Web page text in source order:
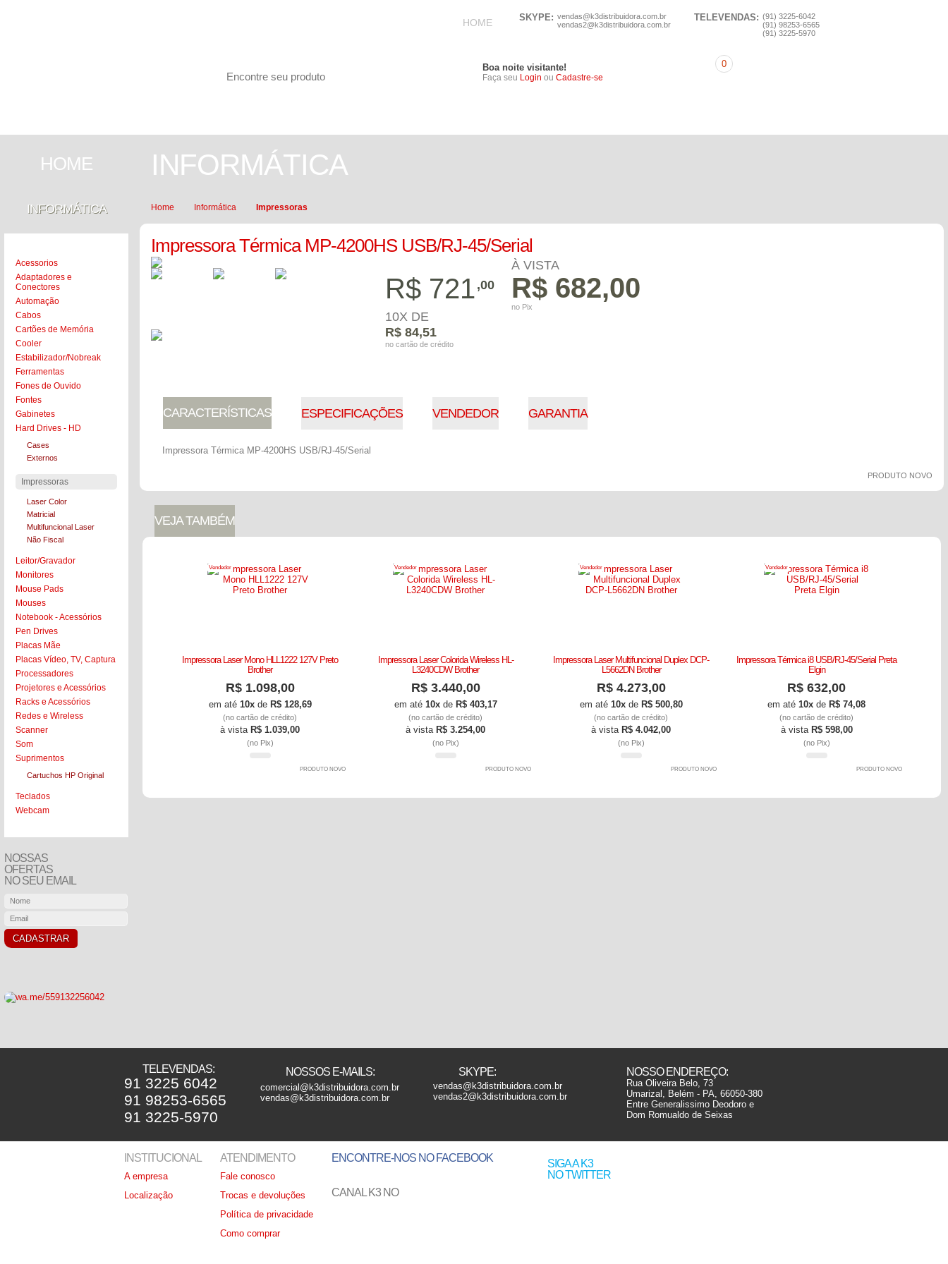
HOME SKYPE: vendas@k3distribuidora.com.br
vendas2@k3distribuidora.com.br
TELEVENDAS: (91) 3225-6042
(91) 98253-6565
(91) 3225-5970
Boa noite visitante!
Faça seu Login ou Cadastre-se
0
HOME
INFORMÁTICA
Acessorios
Adaptadores e
Conectores
Automação
Cabos
Cartões de Memória
Cooler
Estabilizador/Nobreak
Ferramentas
Fones de Ouvido
Fontes
Gabinetes
Hard Drives - HD
Cases
Externos
Impressoras
Laser Color
Matricial
Multifuncional Laser
Não Fiscal
Leitor/Gravador
Monitores
Mouse Pads
Mouses
Notebook - Acessórios
Pen Drives
Placas Mãe
Placas Vídeo, TV, Captura
Processadores
Projetores e Acessórios
Racks e Acessórios
Redes e Wireless
Scanner
Som
Suprimentos
Cartuchos HP Original
Teclados
Webcam
NOSSAS
OFERTAS
NO SEU EMAIL
CADASTRAR
INFORMÁTICA
Home Informática Impressoras
Impressora Térmica MP-4200HS USB/RJ-45/Serial
R$ 721 ,00
À VISTA
R$ 682,00
no Pix
10X DE
R$ 84,51
no cartão de crédito
COLOCAR NO CARRINHO
CARACTERÍSTICAS ESPECIFICAÇÕES VENDEDOR GARANTIA
Impressora Térmica MP-4200HS USB/RJ-45/Serial
PRODUTO NOVO
VEJA TAMBÉM
Vendedor
Impressora Laser Mono HLL1222 127V Preto
Brother
R$ 1.098,00
em até 10xde R$ 128,69
(no cartão de crédito)
à vista R$ 1.039,00
(no Pix)
PRODUTO NOVO
Vendedor
Impressora Laser Colorida Wireless HL-
L3240CDW Brother
R$ 3.440,00
em até 10xde R$ 403,17
(no cartão de crédito)
à vista R$ 3.254,00
(no Pix)
PRODUTO NOVO
Vendedor
Impressora Laser Multifuncional Duplex DCP-
L5662DN Brother
R$ 4.273,00
em até 10xde R$ 500,80
(no cartão de crédito)
à vista R$ 4.042,00
(no Pix)
PRODUTO NOVO
Vendedor
Impressora Térmica i8 USB/RJ-45/Serial Preta
Elgin
R$ 632,00
em até 10x de R$ 74,08
(no cartão de crédito)
à vista R$ 598,00
(no Pix)
PRODUTO NOVO
TELEVENDAS:
91 3225 6042
91 98253-6565
91 3225-5970
NOSSOS E-MAILS:
comercial@k3distribuidora.com.br
vendas@k3distribuidora.com.br
SKYPE:
vendas@k3distribuidora.com.br
vendas2@k3distribuidora.com.br
NOSSO ENDEREÇO:
Rua Oliveira Belo, 73
Umarizal, Belém - PA, 66050-380
Entre Generalissimo Deodoro e
Dom Romualdo de Seixas
INSTITUCIONAL
A empresa
Localização
ATENDIMENTO
Fale conosco
Trocas e devoluções
Política de privacidade
Como comprar
SIGA A K3
NO TWITTER
ENCONTRE-NOS NO FACEBOOK
CANAL K3 NO